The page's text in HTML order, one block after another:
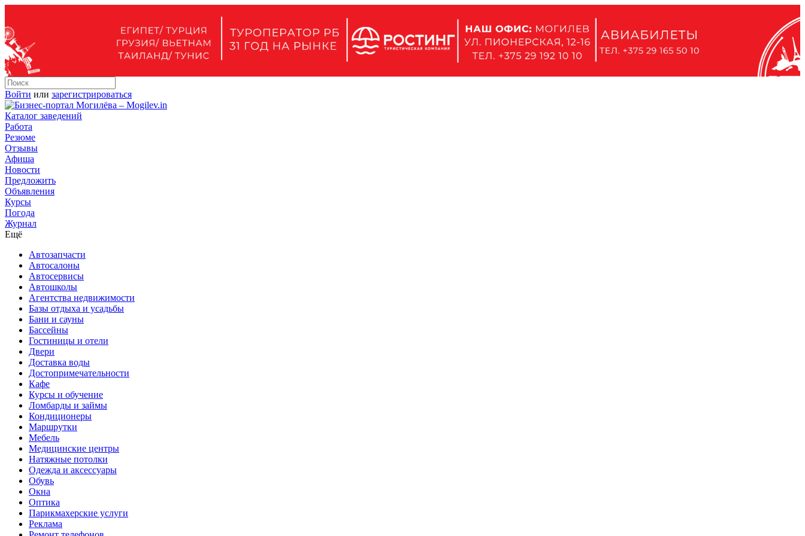
Войти или зарегистрироваться
Каталог заведений
Работа
Резюме
Отзывы
Афиша
Новости
Предложить
Объявления
Курсы
Погода
Журнал
Ещё
Автозапчасти
Автосалоны
Автосервисы
Автошколы
Агентства недвижимости
Базы отдыха и усадьбы
Бани и сауны
Бассейны
Гостиницы и отели
Двери
Доставка воды
Достопримечательности
Кафе
Курсы и обучение
Ломбарды и займы
Кондиционеры
Маршрутки
Мебель
Медицинские центры
Натяжные потолки
Одежда и аксессуары
Обувь
Окна
Оптика
Парикмахерские услуги
Реклама